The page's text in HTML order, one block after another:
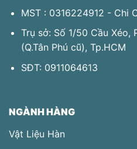
chosen
on
the
product
page
MST : 0316224912 - Chi
Trụ sở: Số 1/50 Cầu Xéo,
(Q.Tân Phú​ cũ), Tp.HCM
SĐT: 0911064613
NGÀNH HÀNG
Vật Liệu Hàn